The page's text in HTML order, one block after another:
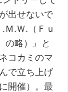
出せないで
Ｍ.Ｗ.（Ｆｕ
の略）』と
コカミのマ
で立ち上げ
開催）。最